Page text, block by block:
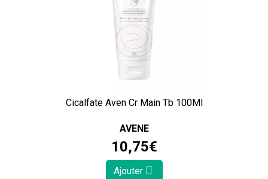
Cicalfate Aven Cr Main Tb 100Ml
AVENE
10,75€
Ajouter